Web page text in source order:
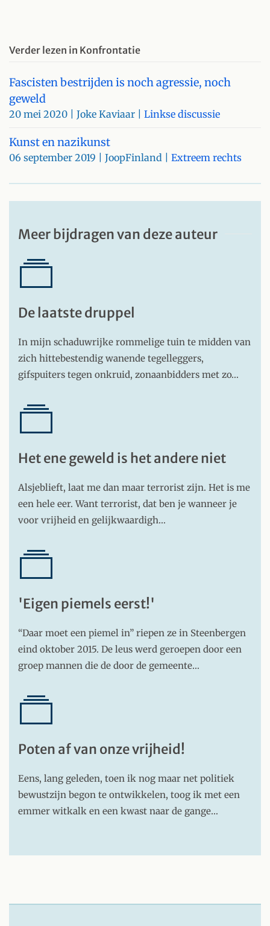
Verder lezen in Konfrontatie
Fascisten bestrijden is noch agressie, noch
geweld
20 mei 2020 | Joke Kaviaar | Linkse discussie
Kunst en nazikunst
06 september 2019 | JoopFinland | Extreem rechts
Meer bijdragen van deze auteur
De laatste druppel
In mijn schaduwrijke rommelige tuin te midden van
zich hittebestendig wanende tegelleggers,
gifspuiters tegen onkruid, zonaanbidders met zo…
Het ene geweld is het andere niet
Alsjeblieft, laat me dan maar terrorist zijn. Het is me
een hele eer. Want terrorist, dat ben je wanneer je
voor vrijheid en gelijkwaardigh…
'Eigen piemels eerst!'
“Daar moet een piemel in” riepen ze in Steenbergen
eind oktober 2015. De leus werd geroepen door een
groep mannen die de door de gemeente…
Poten af van onze vrijheid!
Eens, lang geleden, toen ik nog maar net politiek
bewustzijn begon te ontwikkelen, toog ik met een
emmer witkalk en een kwast naar de gange…